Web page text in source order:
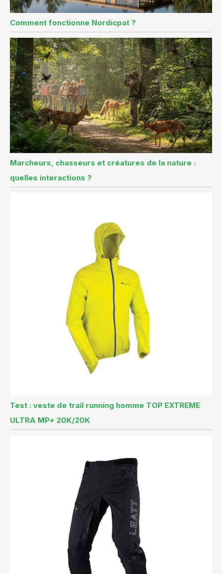
Comment fonctionne Nordicpat ?
Marcheurs, chasseurs et créatures de la nature :
quelles interactions ?
Test : veste de trail running homme TOP EXTREME
ULTRA MP+ 20K/20K